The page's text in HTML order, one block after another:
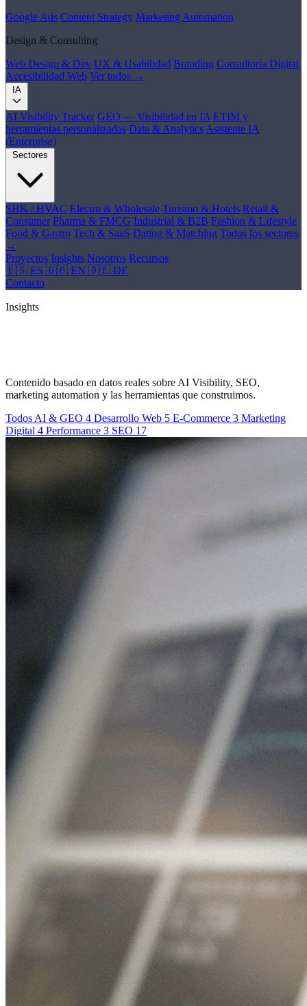
Google Ads Content Strategy Marketing Automation
Design & Consulting
Web Design & Dev UX & Usabilidad Branding Consultoría Digital
Accesibilidad Web Ver todos →
IA
AI Visibility Tracker GEO — Visibilidad en IA ETIM y
herramientas personalizadas Data & Analytics Asistente IA
(Enterprise)
Sectores
SHK / HVAC Electro & Wholesale Turismo & Hotels Retail &
Consumer Pharma & FMCG Industrial & B2B Fashion & Lifestyle
Food & Gastro Tech & SaaS Dating & Matching Todos los sectores
→
Proyectos Insights Nosotros Recursos
🇪🇸 ES 🇬🇧 EN 🇩🇪 DE
Contacto
Insights
Contenido basado en datos reales sobre AI Visibility, SEO,
marketing automation y las herramientas que construimos.
Todos AI & GEO 4 Desarrollo Web 5 E-Commerce 3 Marketing
Digital 4 Performance 3 SEO 17